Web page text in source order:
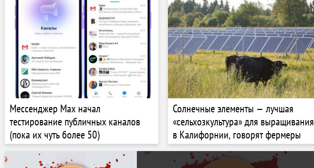
Мессенджер Max начал
тестирование публичных каналов
(пока их чуть более 50)
Солнечные элементы — лучшая
«сельхозкультура» для выращивания
в Калифорнии, говорят фермеры